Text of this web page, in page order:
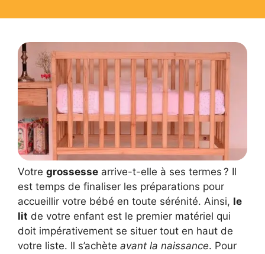
Votre grossesse arrive-t-elle à ses termes ? Il
est temps de finaliser les préparations pour
accueillir votre bébé en toute sérénité. Ainsi, le
lit de votre enfant est le premier matériel qui
doit impérativement se situer tout en haut de
votre liste. Il s’achète avant la naissance. Pour